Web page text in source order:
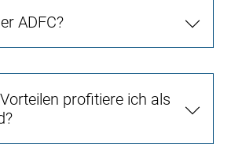
ADFC?
profitiere ich als